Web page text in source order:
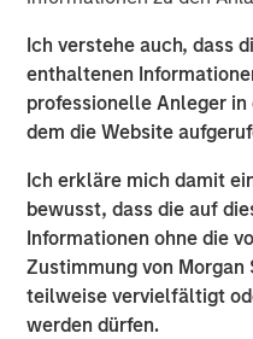
Ich verstehe auch, dass
enthaltenen
professionelle Anleger
dem die Website
Ich erkläre mich damit
bewusst, dass die auf
Informationen ohne die
Zustimmung von
teilweise vervielfältigt
werden dürfen.
BRIGHT PROSPECTS
Bright Prospects